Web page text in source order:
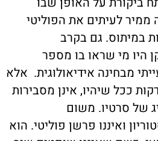
ממיר לעיתים את הפוליטי
במיתוס. גם בקרב
היו מי שראו בו מספר
מבחינה אידיאולוגית. אלא
ככל שיהיו, אינן מסבירות
של סרטיו. משום
ואיננו פרשן פוליטי. הוא